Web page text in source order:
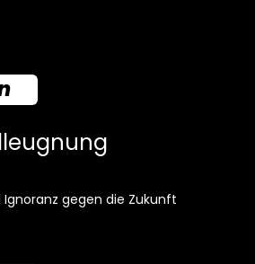
gegen die Zukunft